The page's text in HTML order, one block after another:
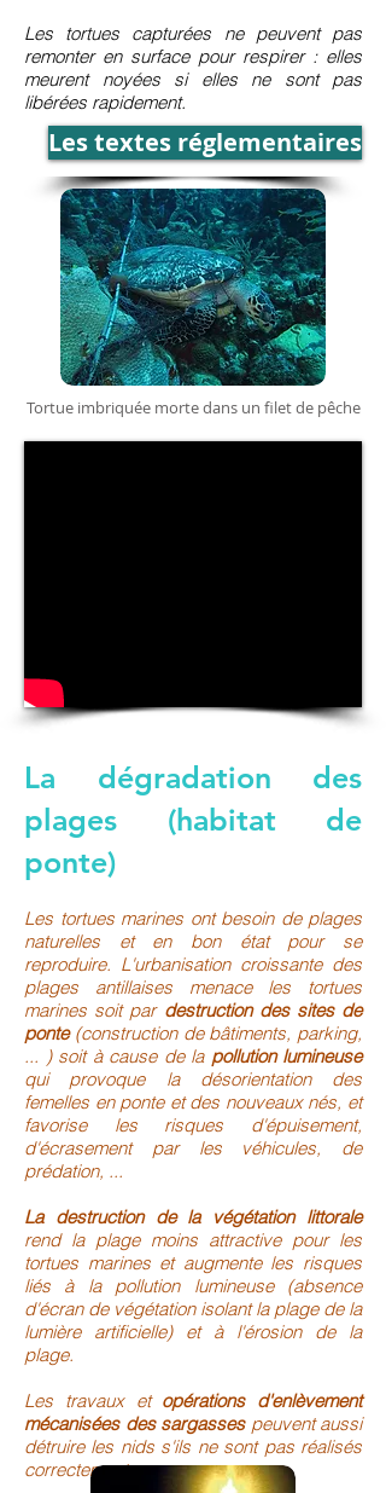
Les tortues capturées ne peuvent pas
remonter en surface pour respirer : elles
meurent noyées si elles ne sont pas
libérées rapidement.
Les textes réglementaires
Tortue imbriquée morte dans un filet de pêche
La dégradation des
plages (habitat de
ponte)
Les tortues marines ont besoin de plages
naturelles et en bon état pour se
reproduire. L'urbanisation croissante des
plages antillaises menace les tortues
marines soit par destruction des sites de
ponte(construction de bâtiments, parking,
... ) soit à cause de la pollution lumineuse
qui provoque la désorientation des
femelles en ponte et des nouveaux nés, et
favorise les risques d'épuisement,
d'écrasement par les véhicules, de
prédation, ...
La destruction de la végétation littorale
rend la plage moins attractive pour les
tortues marines et augmente les risques
liés à la pollution lumineuse (absence
d'écran de végétation isolant la plage de la
lumière artificielle) et à l'érosion de la
plage.
Les travaux et opérations d'enlèvement
mécanisées des sargasses peuvent aussi
détruire les nids s'ils ne sont pas réalisés
correctement.